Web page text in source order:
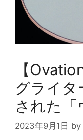
【
グライタ
された「
2023年9月1日 by